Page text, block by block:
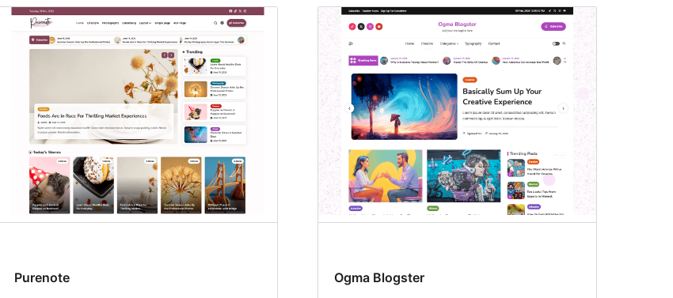
Purenote Ogma Blogster